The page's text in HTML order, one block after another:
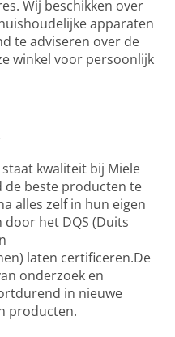
Wij beschikken over
apparaten
te adviseren over de
winkel voor persoonlijk
kwaliteit bij Miele
de beste producten te
alles zelf in hun eigen
het DQS (Duits
laten certificeren.De
onderzoek en
in nieuwe
producten.